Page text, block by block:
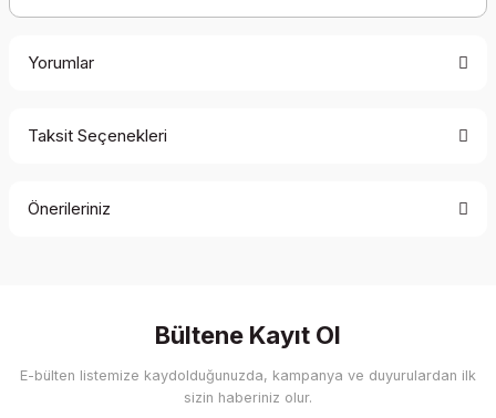
Yorumlar
Taksit Seçenekleri
Önerileriniz
Görüş ve önerileriniz için teşekkür ederiz.
Ürün resmi kalitesiz, bozuk veya görüntülenemiyor.
Bültene Kayıt Ol
E-bülten listemize kaydolduğunuzda, kampanya ve duyurulardan ilk
sizin haberiniz olur.